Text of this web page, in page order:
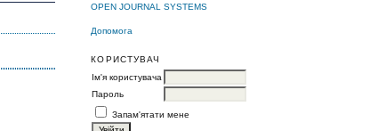
OPEN JOURNAL SYSTEMS
Допомога
КОРИСТУВАЧ
Ім'я користувача
Пароль
Запам'ятати мене